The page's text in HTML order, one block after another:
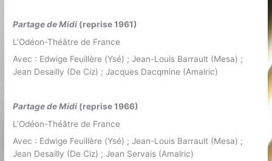
Partage de Midi (reprise 1961)
L’Odéon-Théâtre de France
Avec : Edwige Feuillère (Ysé) ; Jean-Louis Barrault (Mesa) ;
Jean Desailly (De Ciz) ; Jacques Dacqmine (Amalric)
Partage de Midi (reprise 1966)
L’Odéon-Théâtre de France
Avec : Edwige Feuillère (Ysé) ; Jean-Louis Barrault (Mesa) ;
Jean Desailly (De Ciz) ; Jean Servais (Amalric)